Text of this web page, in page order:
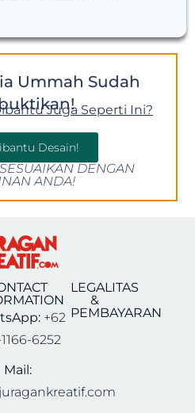
Ummah Sudah
Juga Seperti Ini?
Desain!
DENGAN
ANDA!
+62
6252
Mail:
LEGALITAS
&
PEMBAYARAN